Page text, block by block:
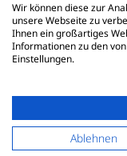
Wir können diese zur
unsere Webseite zu
Ihnen ein großartiges
Informationen zu den
Einstellungen.
Ablehnen